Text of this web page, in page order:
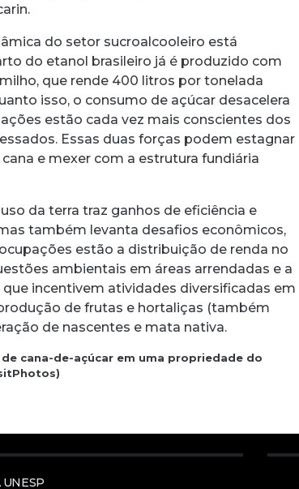
do setor sucroalcooleiro está
do etanol brasileiro já é produzido com
que rende 400 litros por tonelada
isso, o consumo de açúcar desacelera
estão cada vez mais conscientes dos
Essas duas forças podem estagnar
e mexer com a estrutura fundiária
da terra traz ganhos de eficiência e
também levanta desafios econômicos,
estão a distribuição de renda no
ambientais em áreas arrendadas e a
incentivem atividades diversificadas em
de frutas e hortaliças (também
de nascentes e mata nativa.
cana-de-açúcar em uma propriedade do